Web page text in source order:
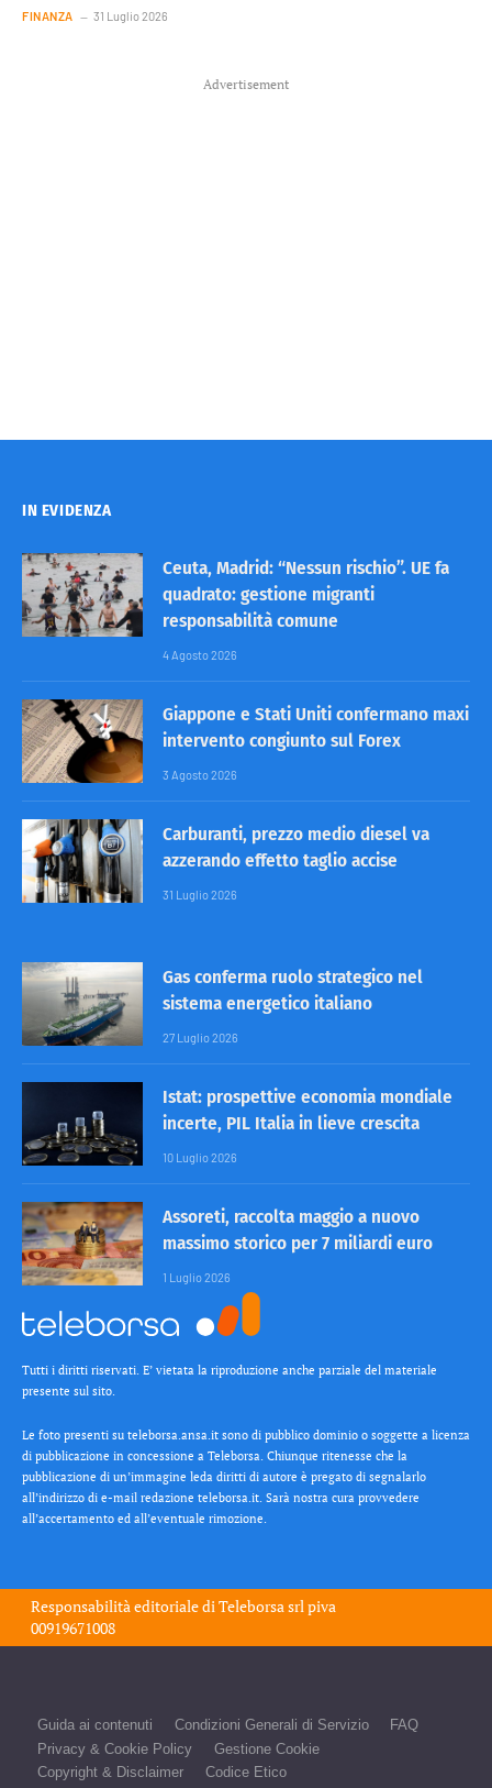
FINANZA 31 Luglio 2026
Advertisement
IN EVIDENZA
Ceuta, Madrid: “Nessun rischio”. UE fa
quadrato: gestione migranti
responsabilità comune
4 Agosto 2026
Giappone e Stati Uniti confermano maxi
intervento congiunto sul Forex
3 Agosto 2026
Carburanti, prezzo medio diesel va
azzerando effetto taglio accise
31 Luglio 2026
Gas conferma ruolo strategico nel
sistema energetico italiano
27 Luglio 2026
Istat: prospettive economia mondiale
incerte, PIL Italia in lieve crescita
10 Luglio 2026
Assoreti, raccolta maggio a nuovo
massimo storico per 7 miliardi euro
1 Luglio 2026
Tutti i diritti riservati. E’ vietata la riproduzione anche parziale del materiale
presente sul sito.
Le foto presenti su teleborsa.ansa.it sono di pubblico dominio o soggette a licenza
di pubblicazione in concessione a Teleborsa. Chiunque ritenesse che la
pubblicazione di un’immagine leda diritti di autore è pregato di segnalarlo
all’indirizzo di e-mail redazione teleborsa.it. Sarà nostra cura provvedere
all’accertamento ed all’eventuale rimozione.
Responsabilità editoriale diTeleborsa srlpiva
00919671008
Guida ai contenuti Condizioni Generali di Servizio
FAQ
Privacy & Cookie Policy
Gestione Cookie
Copyright & Disclaimer
Codice Etico